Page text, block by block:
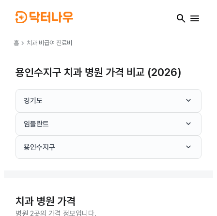
search menu
홈 chevron_right 치과 비급여 진료비
용인수지구 치과 병원 가격 비교 (2026)
경기도 keyboard_arrow_down
임플란트 keyboard_arrow_down
용인수지구 keyboard_arrow_down
치과 병원 가격
병원 2곳의 가격 정보입니다.